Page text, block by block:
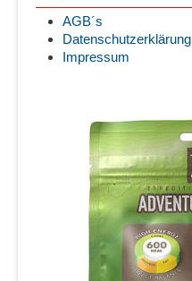
AGB´s
Datenschutzerklärung
Impressum